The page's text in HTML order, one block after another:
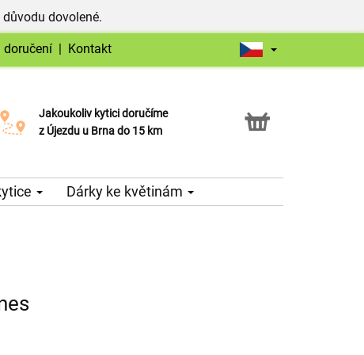
dovolené.
doručení | Kontakt
Jakoukoliv kytici doručíme
z Újezdu u Brna do 15 km
Možnost vyzvednout v naší květince
Dárky ke květinám